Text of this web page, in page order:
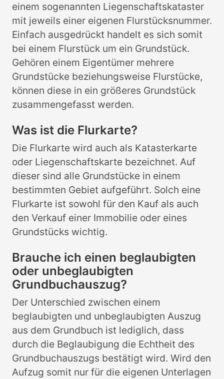
einem sogenannten Liegenschaftskataster
mit jeweils einer eigenen Flurstücksnummer.
Einfach ausgedrückt handelt es sich somit
bei einem Flurstück um ein Grundstück.
Gehören einem Eigentümer mehrere
Grundstücke beziehungsweise Flurstücke,
können diese in ein größeres Grundstück
zusammengefasst werden.
Was ist die Flurkarte?
Die Flurkarte wird auch als Katasterkarte
oder Liegenschaftskarte bezeichnet. Auf
dieser sind alle Grundstücke in einem
bestimmten Gebiet aufgeführt. Solch eine
Flurkarte ist sowohl für den Kauf als auch
den Verkauf einer Immobilie oder eines
Grundstücks wichtig.
Brauche ich einen beglaubigten
oder unbeglaubigten
Grundbuchauszug?
Der Unterschied zwischen einem
beglaubigten und unbeglaubigten Auszug
aus dem Grundbuch ist lediglich, dass
durch die Beglaubigung die Echtheit des
Grundbuchauszugs bestätigt wird. Wird den
Aufzug somit nur für die eigenen Unterlagen